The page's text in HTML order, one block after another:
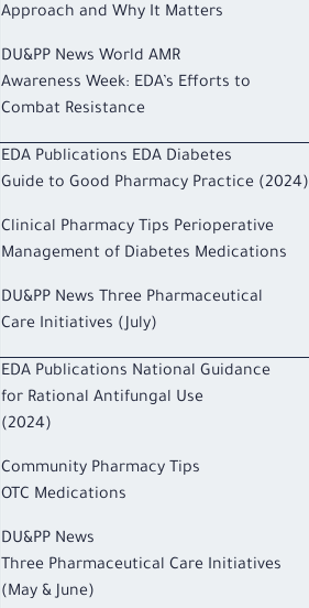
Approach and Why It Matters
DU&PP News World AMR
Awareness Week: EDA’s Efforts to
Combat Resistance
EDA Publications EDA Diabetes
Guide to Good Pharmacy Practice (2024)
Clinical Pharmacy Tips Perioperative
Management of Diabetes Medications
DU&PP News Three Pharmaceutical
Care Initiatives (July)
EDA Publications National Guidance
for Rational Antifungal Use
(2024)
Community Pharmacy Tips
OTC Medications
DU&PP News
Three Pharmaceutical Care Initiatives
(May & June)